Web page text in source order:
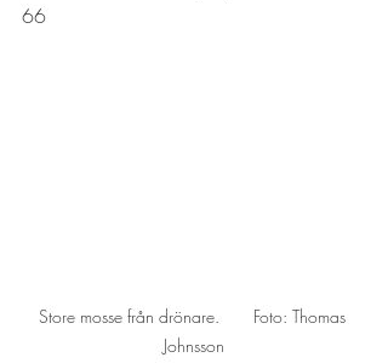
66
Store mosse från drönare.       Foto: Thomas
Johnsson